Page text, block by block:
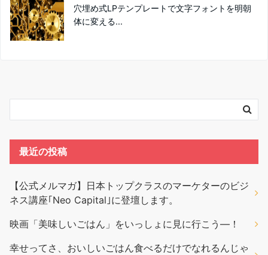
穴埋め式LPテンプレートで文字フォントを明朝
体に変える...
最近の投稿
【公式メルマガ】日本トップクラスのマーケターのビジ
ネス講座｢Neo Capital｣に登壇します。
映画「美味しいごはん」をいっしょに見に行こう―！
幸せってさ、おいしいごはん食べるだけでなれるんじゃ